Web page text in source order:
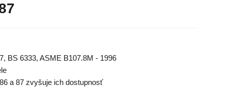
BS 6333, ASME B107.8M - 1996
a 87 zvyšuje ich dostupnosť